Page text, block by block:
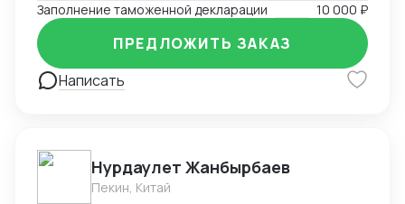
представителя. Два высших образования -
таможенное дело и юриспруденция.
Заполнение таможенной декларации 10 000 ₽
Написать
ПРЕДЛОЖИТЬ ЗАКАЗ
Нурдаулет Жанбырбаев
Пекин, Китай